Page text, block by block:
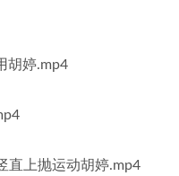
胡婷.mp4
直上抛运动胡婷.mp4